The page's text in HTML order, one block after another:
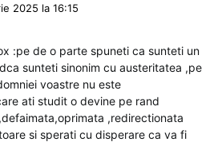
2025 la 16:15
:pe de o parte spuneti ca sunteti un
sunteti sinonim cu austeritatea ,pe
voastre nu este
ati studit o devine pe rand
,redirectionata
si sperati cu disperare ca va fi